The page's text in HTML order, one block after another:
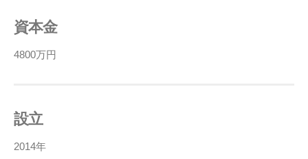
資本金
4800万円
設立
2014年